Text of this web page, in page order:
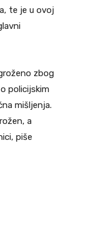
te je u ovoj
zbog
policijskim
mišljenja.
a
piše